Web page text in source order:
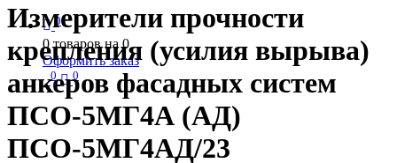
0
0 товаров на0
Оформить заказ
0 0
Измерители прочности
крепления (усилия вырыва)
анкеров фасадных систем
ПСО-5МГ4А (АД)
ПСО-5МГ4АД/23